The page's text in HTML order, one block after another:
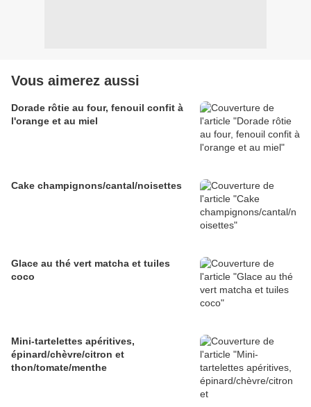
Vous aimerez aussi
Dorade rôtie au four, fenouil confit à
l'orange et au miel
Cake champignons/cantal/noisettes
Glace au thé vert matcha et tuiles
coco
Mini-tartelettes apéritives,
épinard/chèvre/citron et
thon/tomate/menthe